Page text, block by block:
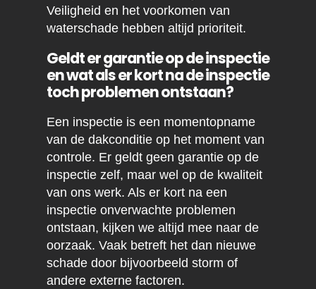
Veiligheid en het voorkomen van
waterschade hebben altijd prioriteit.
Geldt er garantie op de inspectie
en wat als er kort na de inspectie
toch problemen ontstaan?
Een inspectie is een momentopname
van de dakconditie op het moment van
controle. Er geldt geen garantie op de
inspectie zelf, maar wel op de kwaliteit
van ons werk. Als er kort na een
inspectie onverwachte problemen
ontstaan, kijken we altijd mee naar de
oorzaak. Vaak betreft het dan nieuwe
schade door bijvoorbeeld storm of
andere externe factoren.